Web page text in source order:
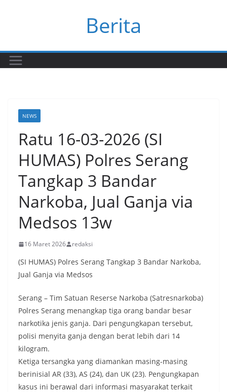
Berita
NEWS
Ratu 16-03-2026 (SI
HUMAS) Polres Serang
Tangkap 3 Bandar
Narkoba, Jual Ganja via
Medsos 13w
16 Maret 2026 redaksi
(SI HUMAS) Polres Serang Tangkap 3 Bandar Narkoba,
Jual Ganja via Medsos
Serang – Tim Satuan Reserse Narkoba (Satresnarkoba)
Polres Serang menangkap tiga orang bandar besar
narkotika jenis ganja. Dari pengungkapan tersebut,
polisi menyita ganja dengan berat lebih dari 14
kilogram.
Ketiga tersangka yang diamankan masing-masing
berinisial AR (33), AS (24), dan UK (23). Pengungkapan
kasus ini berawal dari informasi masyarakat terkait